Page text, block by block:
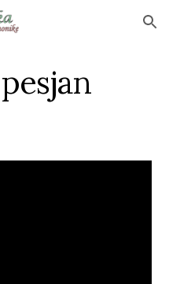
Skip to navigation